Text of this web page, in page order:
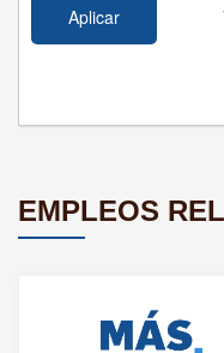
Aplicar
EMPLEOS